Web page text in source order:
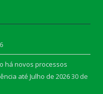
há novos processos
até Julho de 202630 de